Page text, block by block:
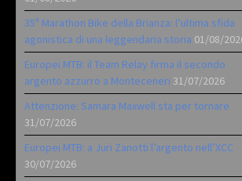
35ª Marathon Bike della Brianza: l’ultima sfida
agonistica di una leggendaria storia 01/08/
Europei MTB: il Team Relay firma il secondo
argento azzurro a Monteceneri 31/07/2026
Attenzione: Samara Maxwell sta per tornare
31/07/2026
Europei MTB: a Juri Zanotti l’argento nell’XCC
30/07/2026